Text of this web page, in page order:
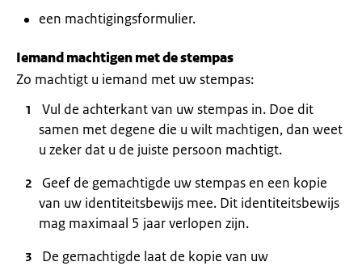
een machtigingsformulier.
Iemand machtigen met de stempas
Zo machtigt u iemand met uw stempas:
Vul de achterkant van uw stempas in. Doe dit
samen met degene die u wilt machtigen, dan weet
u zeker dat u de juiste persoon machtigt.
Geef de gemachtigde uw stempas en een kopie
van uw identiteitsbewijs mee. Dit identiteitsbewijs
mag maximaal 5 jaar verlopen zijn.
De gemachtigde laat de kopie van uw